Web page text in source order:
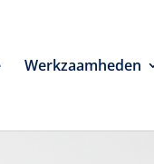
Werkzaamheden